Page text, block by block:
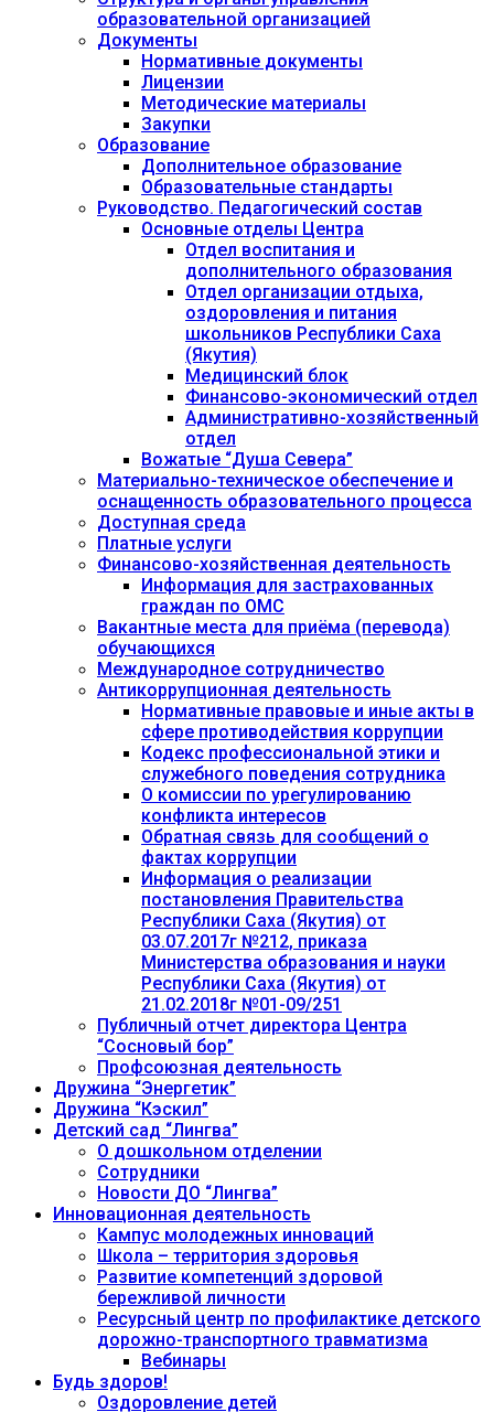
образовательной организацией
Документы
Нормативные документы
Лицензии
Методические материалы
Закупки
Образование
Дополнительное образование
Образовательные стандарты
Руководство. Педагогический состав
Основные отделы Центра
Отдел воспитания и
дополнительного образования
Отдел организации отдыха,
оздоровления и питания
школьников Республики Саха
(Якутия)
Медицинский блок
Финансово-экономический отдел
Административно-хозяйственный
отдел
Вожатые “Душа Севера”
Материально-техническое обеспечение и
оснащенность образовательного процесса
Доступная среда
Платные услуги
Финансово-хозяйственная деятельность
Информация для застрахованных
граждан по ОМС
Вакантные места для приёма (перевода)
обучающихся
Международное сотрудничество
Антикоррупционная деятельность
Нормативные правовые и иные акты в
сфере противодействия коррупции
Кодекс профессиональной этики и
служебного поведения сотрудника
О комиссии по урегулированию
конфликта интересов
Обратная связь для сообщений о
фактах коррупции
Информация о реализации
постановления Правительства
Республики Саха (Якутия) от
03.07.2017г №212, приказа
Министерства образования и науки
Республики Саха (Якутия) от
21.02.2018г №01-09/251
Публичный отчет директора Центра
“Сосновый бор”
Профсоюзная деятельность
Дружина “Энергетик”
Дружина “Кэскил”
Детский сад “Лингва”
О дошкольном отделении
Сотрудники
Новости ДО “Лингва”
Инновационная деятельность
Кампус молодежных инноваций
Школа – территория здоровья
Развитие компетенций здоровой
бережливой личности
Ресурсный центр по профилактике детского
дорожно-транспортного травматизма
Вебинары
Будь здоров!
Оздоровление детей